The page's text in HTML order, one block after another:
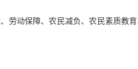
劳动保障、农民减负、农民素质教